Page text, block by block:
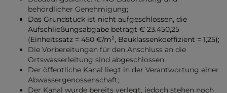
behördlicher Genehmigung;
Das Grundstück ist nicht aufgeschlossen, die
Aufschließungsabgabe beträgt € 23.450,25
(Einheitssatz = 450 €/m², Bauklassenkoeffizient = 1,25);
Die Vorbereitungen für den Anschluss an die
Ortswasserleitung sind abgeschlossen.
Der öffentliche Kanal liegt in der Verantwortung einer
Abwassergenossenschaft;
Der Kanal wurde bereits verlegt, jedoch stehen noch